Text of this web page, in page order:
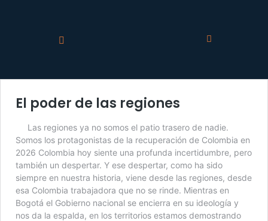
El poder de las regiones
Las regiones ya no somos el patio trasero de nadie.
Somos los protagonistas de la recuperación de Colombia en
2026 Colombia hoy siente una profunda incertidumbre, pero
también un despertar. Y ese despertar, como ha sido
siempre en nuestra historia, viene desde las regiones, desde
esa Colombia trabajadora que no se rinde. Mientras en
Bogotá el Gobierno nacional se encierra en su ideología y
nos da la espalda, en los territorios estamos demostrando